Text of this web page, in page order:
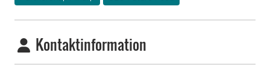
Kontaktinformation